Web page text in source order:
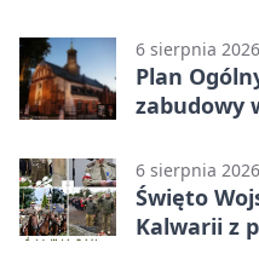
6 sierpnia 2026
Plan
zabudowy
6 sierpnia 2026
Święto
Kalwarii z